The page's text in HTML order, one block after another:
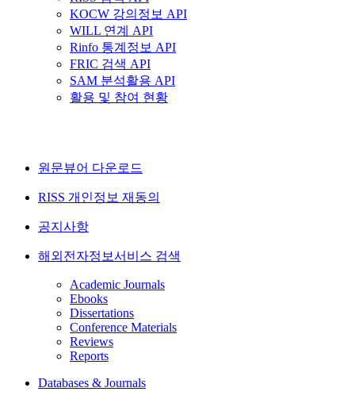
KOCW 강의정보 API
WILL 연계 API
Rinfo 통계정보 API
FRIC 검색 API
SAM 분석활용 API
활용 및 참여 현황
원문뷰어 다운로드
RISS 개인정보 재동의
공지사항
해외전자정보서비스 검색
Academic Journals
Ebooks
Dissertations
Conference Materials
Reviews
Reports
Databases & Journals